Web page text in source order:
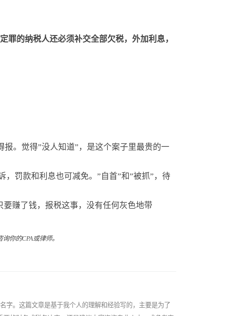
罪的纳税人还必须补交全部欠税，外加利息，
报。觉得”没人知道”，是这个案子里最贵的一
，罚款和利息也可减免。”自首”和”被抓”，待
赚了钱，报税这事，没有任何灰色地带
询你的CPA 或律师。
字。这篇文章是基于我个人的理解和经验写的，主要是为了